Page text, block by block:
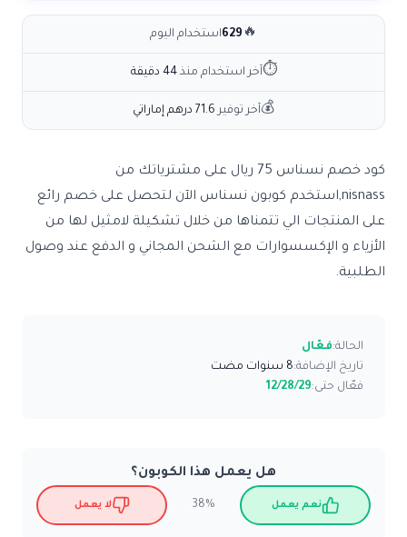
🔥
629استخدام اليوم
⏱آخر استخدام منذ44 دقيقة
💰آخر توفير 71.6 درهم إماراتي
كود خصم نسناس 75 ريال على مشترياتك من
nisnass,استخدم كوبون نسناس الآن لتحصل على خصم رائع
على المنتجات الي تتمناها من خلال تشكيلة لامثيل لها من
الأزياء و الإكسسوارات مع الشحن المجاني و الدفع عند وصول
الطلبية.
الحالة:فعّال
تاريخ الإضافة:8 سنوات مضت
فعّال حتى:12/28/29
هل يعمل هذا الكوبون؟
نعم يعمل 38% لا يعمل